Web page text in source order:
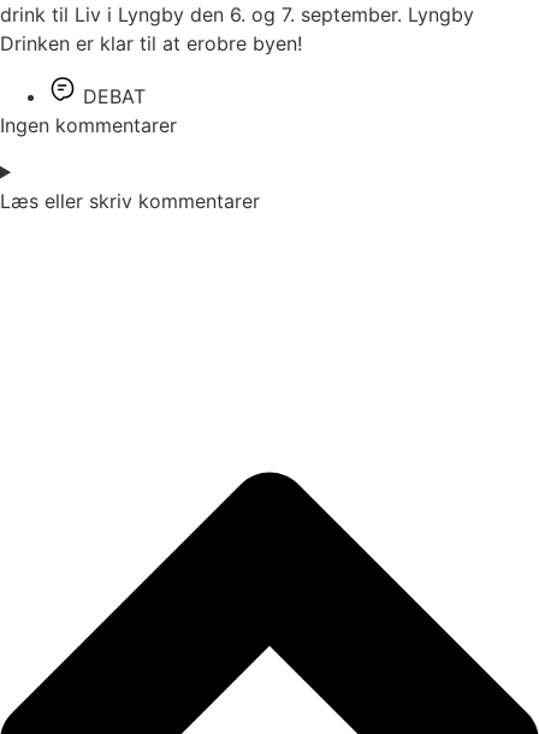
drink til Liv i Lyngby den 6. og 7. september. Lyngby
Drinken er klar til at erobre byen!
DEBAT
Ingen kommentarer
Læs eller skriv kommentarer